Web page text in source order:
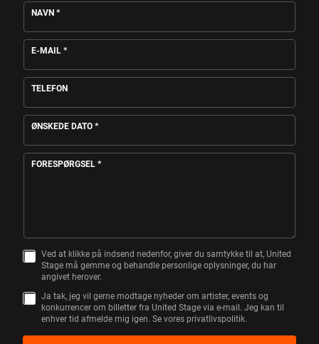
NAVN *
E-MAIL *
TELEFON
ØNSKEDE DATO *
FORESPØRGSEL *
T
Y
E
Ved at klikke på indsend nedenfor, giver du samtykke til at, United
Stage må gemme og behandle personlige oplysninger, du har
angivet herover.
Ja tak, jeg vil gerne modtage nyheder om artister, events og
konkurrencer om billetter fra United Stage via e-mail. Jeg kan til
enhver tid afmelde mig igen. Se vores privatlivspolitik.